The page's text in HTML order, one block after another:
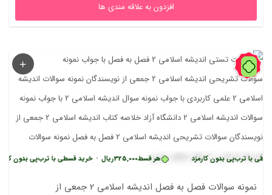
افزدون به علاقه مندی ها
91%
هر قسط325,000ریال • خرید قسطی با ترب‌پی بدون کارمزد بدون کارمزد
نمونه سوالات فصل به فصل اندیشه اسلامی 2 جمعی از